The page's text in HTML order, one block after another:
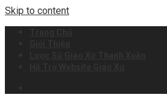
Skip to content